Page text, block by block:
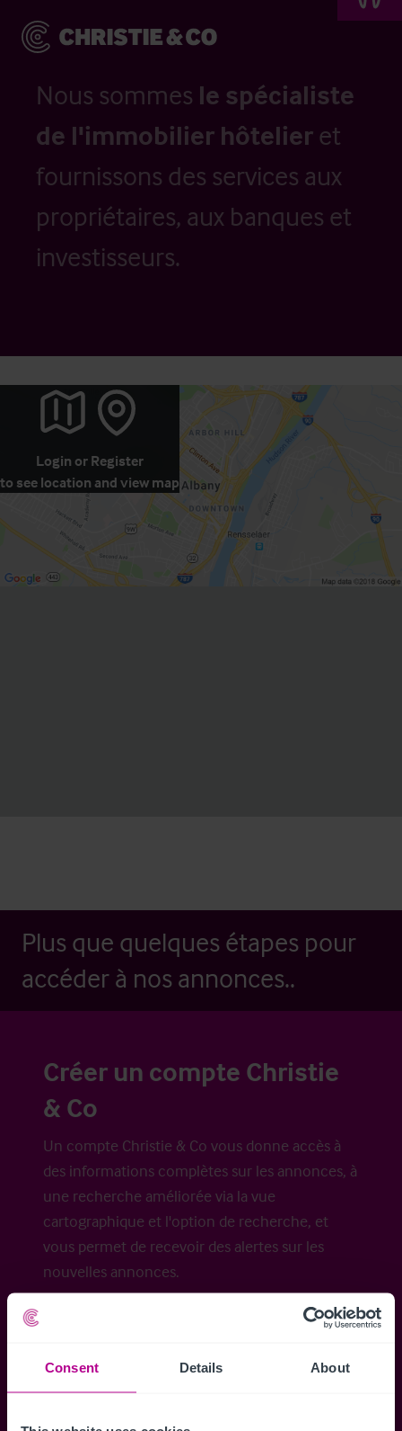
Consent Details About
Nous sommes le spécialiste
de l'immobilier hôtelier et
fournissons des services aux
propriétaires, aux banques et
investisseurs.
Login or Register
to see location and view map
Plus que quelques étapes pour
accéder à nos annonces..
Créer un compte Christie
& Co
Un compte Christie & Co vous donne accès à
des informations complètes sur les annonces, à
une recherche améliorée via la vue
cartographique et l'option de recherche, et
vous permet de recevoir des alertes sur les
nouvelles annonces.
Accéder à tous les détails Alertes